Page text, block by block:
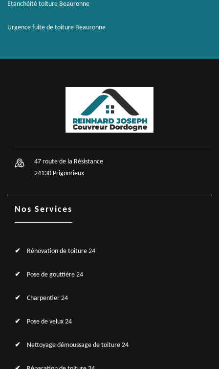
Etanchéité toiture Beauronne
Urgence fuite de toiture Beauronne
47 route de la Résistance
24130 Prigonrieux
Nos Services
Rénovation de toiture 24
Pose de gouttière 24
Charpentier 24
Pose de velux 24
Nettoyage démoussage de toiture 24